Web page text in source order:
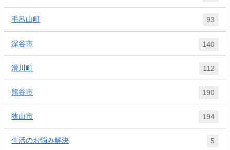
毛呂山町 93
深谷市 140
滑川町 112
熊谷市 190
狭山市 194
生活のお悩み解決 5